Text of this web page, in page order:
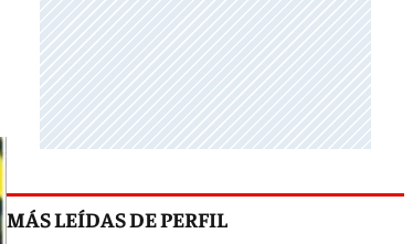
MÁS LEÍDAS DE PERFIL